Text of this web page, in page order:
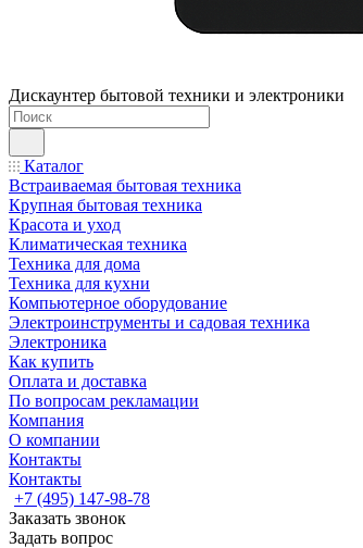
Дискаунтер бытовой техники и электроники
Каталог
Встраиваемая бытовая техника
Крупная бытовая техника
Красота и уход
Климатическая техника
Техника для дома
Техника для кухни
Компьютерное оборудование
Электроинструменты и садовая техника
Электроника
Как купить
Оплата и доставка
По вопросам рекламации
Компания
О компании
Контакты
Контакты
+7 (495) 147-98-78
Заказать звонок
Задать вопрос